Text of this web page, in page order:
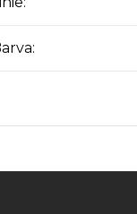
: